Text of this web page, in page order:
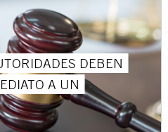
DEBEN
A UN